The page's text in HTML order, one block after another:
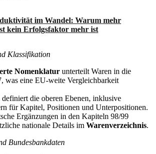
im Wandel: Warum mehr
kein Erfolgsfaktor mehr ist
Klassifikation
Nomenklatur unterteilt Waren in die
was eine EU-weite Vergleichbarkeit
die oberen Ebenen, inklusive
für Kapitel, Positionen und Unterpositionen.
Ergänzungen in den Kapiteln 98/99
nationale Details im Warenverzeichnis.
Bundesbankdaten